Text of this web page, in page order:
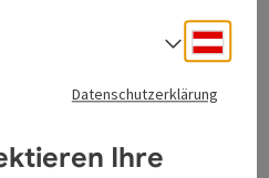
: Donausteig Trail-Challenge - 1. Tag
Datenschutzerklärung
Ihre